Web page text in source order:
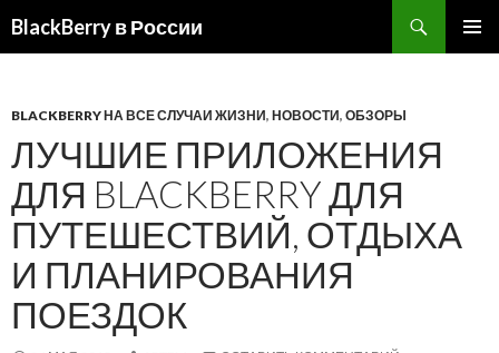
BlackBerry в России
BLACKBERRY НА ВСЕ СЛУЧАИ ЖИЗНИ, НОВОСТИ, ОБЗОРЫ
ЛУЧШИЕ ПРИЛОЖЕНИЯ
ДЛЯ BLACKBERRY ДЛЯ
ПУТЕШЕСТВИЙ, ОТДЫХА
И ПЛАНИРОВАНИЯ
ПОЕЗДОК